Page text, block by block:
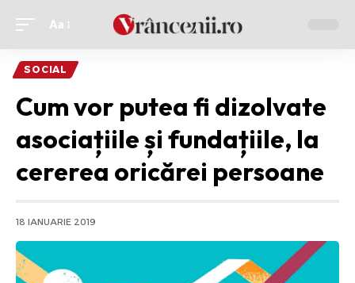
Ajustor
font
Aa
SOCIAL
Cum vor putea fi dizolvate
asociațiile și fundațiile, la
cererea oricărei persoane
18 IANUARIE 2019